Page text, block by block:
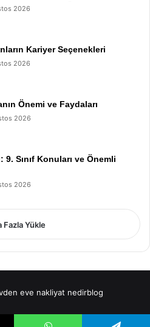
2026
Kariyer Seçenekleri
2026
Önemi ve Faydaları
2026
9. Sınıf Konuları ve Önemli
2026
Fazla Yükle
eve nakliyat nedirblog